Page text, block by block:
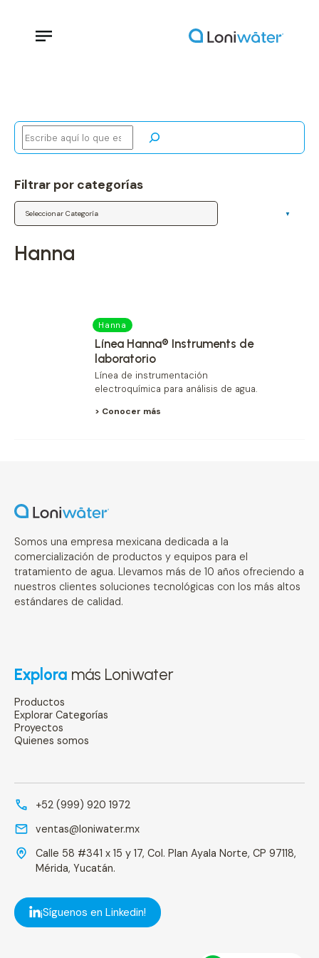
Buscar
Filtrar por categorías
Categorías
hanna
Hanna
Línea Hanna® Instruments de
laboratorio
Línea de instrumentación
electroquímica para análisis de agua.
> Conocer más
Somos una empresa mexicana dedicada a la
comercialización de productos y equipos para el
tratamiento de agua. Llevamos más de 10 años ofreciendo a
nuestros clientes soluciones tecnológicas con los más altos
estándares de calidad.
Explora más Loniwater
Productos
Explorar Categorías
Proyectos
Quienes somos
+52 (999) 920 1972
ventas@loniwater.mx
Calle 58 #341 x 15 y 17, Col. Plan Ayala Norte, CP 97118,
Mérida, Yucatán.
¡Síguenos en Linkedin!